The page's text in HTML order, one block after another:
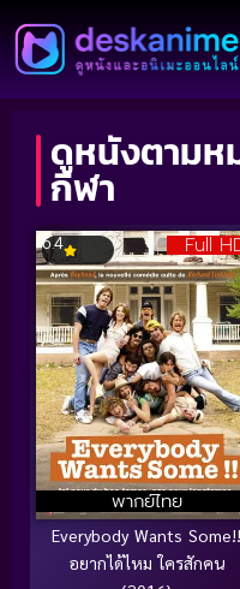
ดูหนังตามห
กีฬา
Full
พากย์ไทย
6.4
Everybody Wants Some!!
อยากได้ไหม ใครสักคน